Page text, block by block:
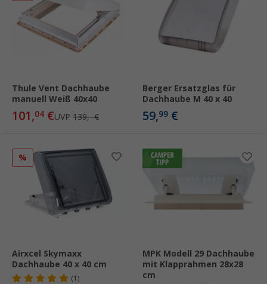
Thule Vent Dachhaube
manuell Weiß 40x40
101,04 €UVP 139,- €
Berger Ersatzglas für
Dachhaube M 40 x 40
59,99 €
%
Airxcel Skymaxx
Dachhaube 40 x 40 cm
(1)
MPK Modell 29 Dachhaube
mit Klapprahmen 28x28
cm